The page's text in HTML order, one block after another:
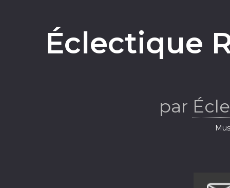
Éclectique
par